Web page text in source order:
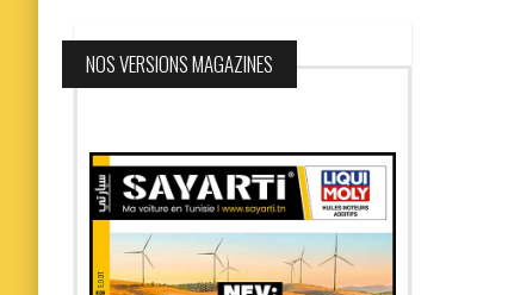
NOS VERSIONS MAGAZINES